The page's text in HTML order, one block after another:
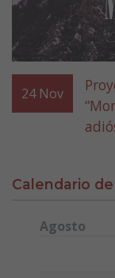
24 Nov
Calendario
Agosto